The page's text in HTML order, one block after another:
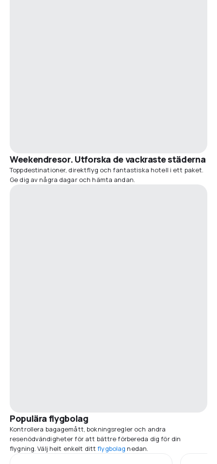
Weekendresor. Utforska de vackraste städerna
Toppdestinationer, direktflyg och fantastiska hotell i ett paket.
Ge dig av några dagar och hämta andan.
Populära flygbolag
Kontrollera bagagemått, bokningsregler och andra
resenödvändigheter för att bättre förbereda dig för din
flygning. Välj helt enkelt dittflygbolag nedan.